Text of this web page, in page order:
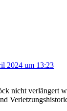
2024 um 13:23
nicht verlängert